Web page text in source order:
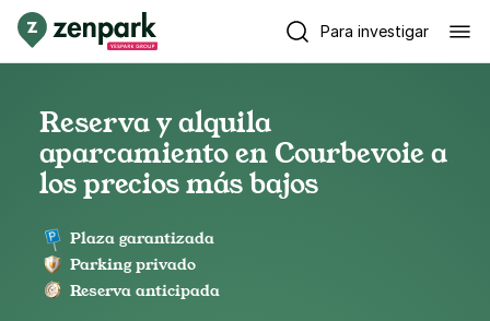
Para investigar
Reserva y alquila
aparcamiento en Courbevoie a
los precios más bajos
Plaza garantizada
Parking privado
Reserva anticipada